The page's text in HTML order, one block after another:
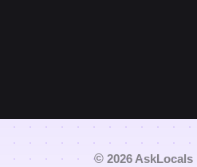
© 2026 AskLocals